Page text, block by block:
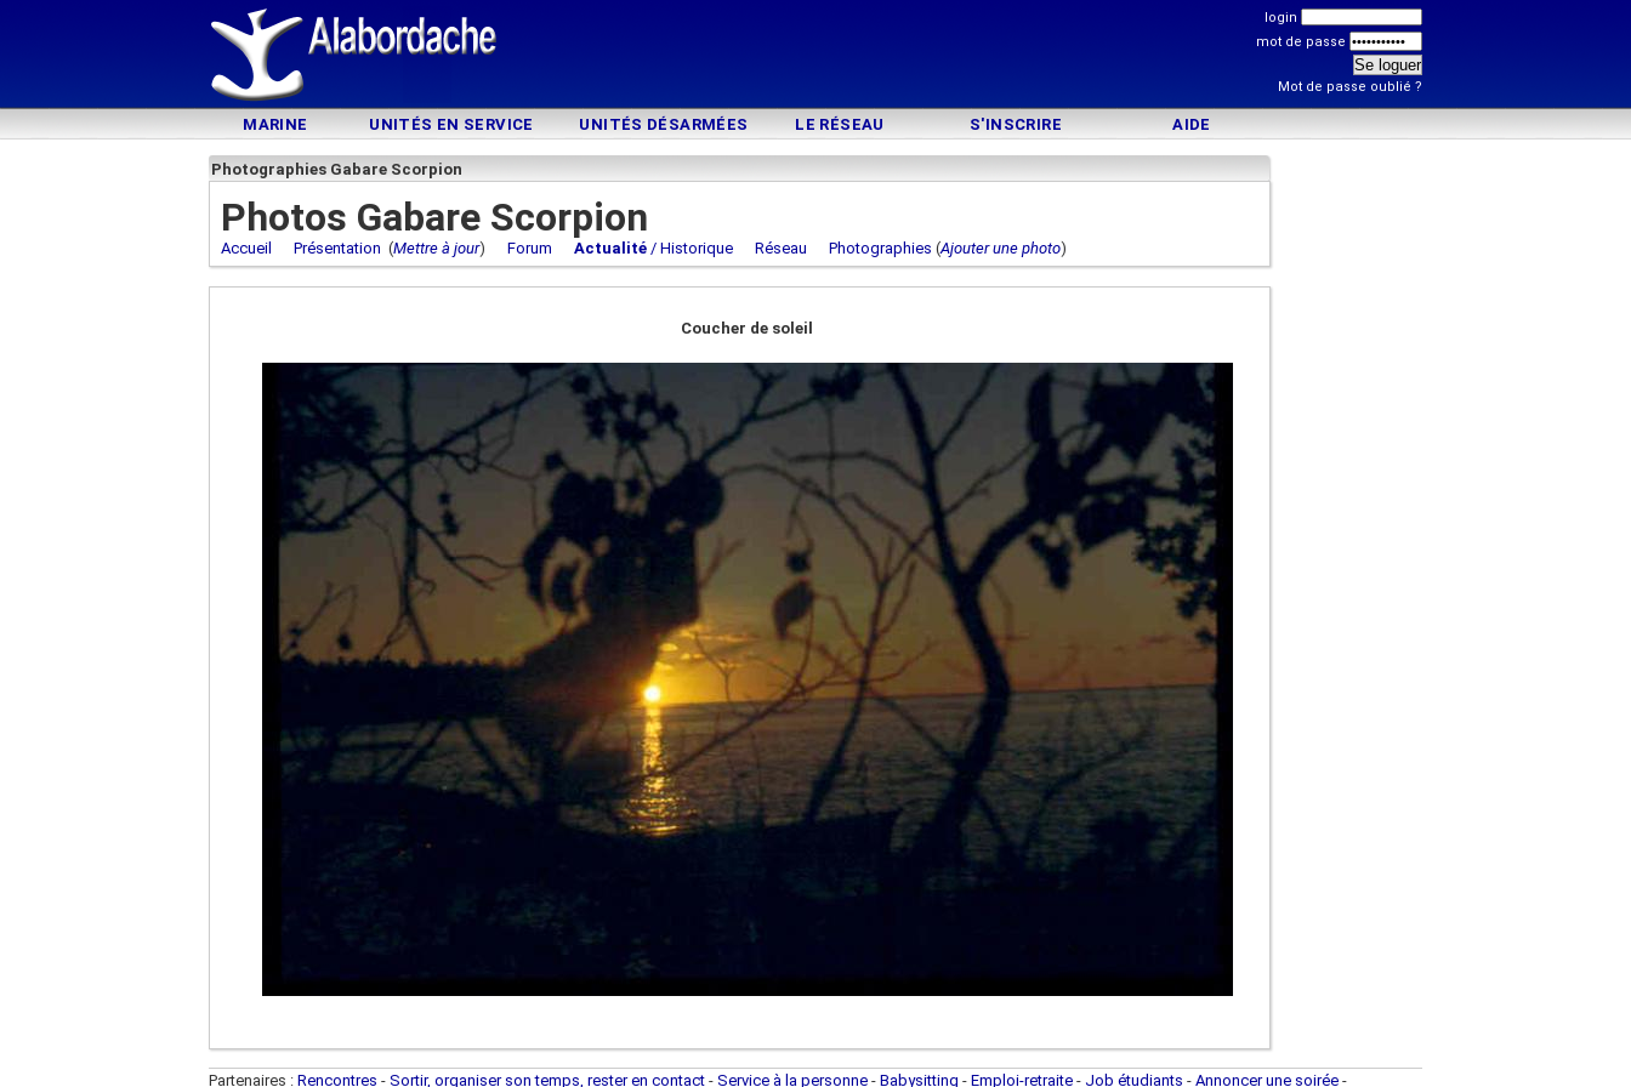
login
mot de passe
Mot de passe oublié ?
MARINE UNITÉS EN SERVICE UNITÉS DÉSARMÉES LE RÉSEAU S'INSCRIRE AIDE
Photographies Gabare Scorpion
Photos Gabare Scorpion
Accueil Présentation (Mettre à jour) Forum Actualité / Historique Réseau Photographies (Ajouter une photo)
Coucher de soleil
Partenaires : Rencontres - Sortir, organiser son temps, rester en contact - Service à la personne - Babysitting - Emploi-retraite - Job étudiants - Annoncer une soirée -